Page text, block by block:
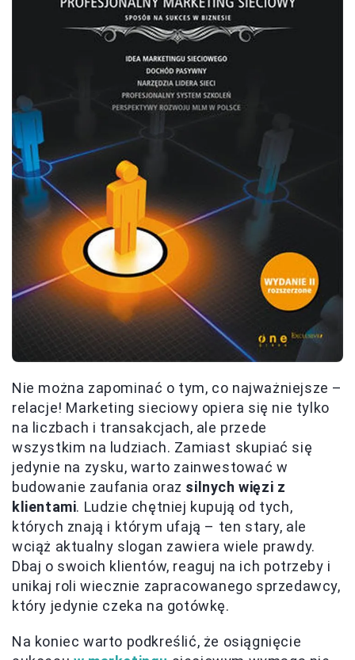
Nie można zapominać o tym, co najważniejsze –
relacje! Marketing sieciowy opiera się nie tylko
na liczbach i transakcjach, ale przede
wszystkim na ludziach. Zamiast skupiać się
jedynie na zysku, warto zainwestować w
budowanie zaufania oraz silnych więzi z
klientami. Ludzie chętniej kupują od tych,
których znają i którym ufają – ten stary, ale
wciąż aktualny slogan zawiera wiele prawdy.
Dbaj o swoich klientów, reaguj na ich potrzeby i
unikaj roli wiecznie zapracowanego sprzedawcy,
który jedynie czeka na gotówkę.
Na koniec warto podkreślić, że osiągnięcie